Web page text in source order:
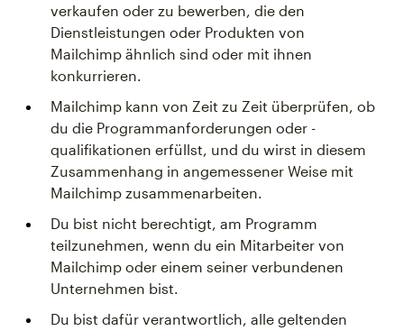
verkaufen oder zu bewerben, die den
Dienstleistungen oder Produkten von
Mailchimp ähnlich sind oder mit ihnen
konkurrieren.
Mailchimp kann von Zeit zu Zeit überprüfen, ob
du die Programmanforderungen oder -
qualifikationen erfüllst, und du wirst in diesem
Zusammenhang in angemessener Weise mit
Mailchimp zusammenarbeiten.
Du bist nicht berechtigt, am Programm
teilzunehmen, wenn du ein Mitarbeiter von
Mailchimp oder einem seiner verbundenen
Unternehmen bist.
Du bist dafür verantwortlich, alle geltenden